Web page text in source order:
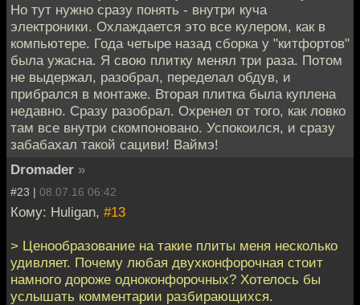
Но тут нужно сразу понять - внутри куча
электроники. Охлаждается это все кулером, как в
компьютере. Года четыре назад сборка у "китфортов"
была ужасна. Я свою плитку менял три раза. Потом
не выдержал, разобрал, переделал обдув, и
прибрался в монтаже. Вторая плитка была куплена
недавно. Сразу разобрал. Охренел от того, как ловко
там все внутри скомпоновано. Успокоился, и сразу
забабахал такой сациви! Ваймэ!
Dromader »
#23 | 08.07.16 06:42
Кому: Huligan, #13
> Ценообразование на такие плиты меня несколько
удивляет. Почему любая двухконфорочная стоит
намного дороже одноконфорочных? Хотелось бы
услышать комментарии разбирающихся.